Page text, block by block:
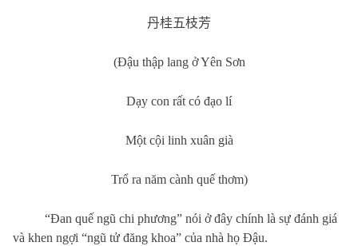
丹桂五枝芳
(Đậu thập lang ở Yên Sơn
Dạy con rất có đạo lí
Một cội linh xuân già
Trổ ra năm cành quế thơm)
“Đan quế ngũ chi phương” nói ở đây chính là sự đánh giá
và khen ngợi “ngũ tử đăng khoa” của nhà họ Đậu.